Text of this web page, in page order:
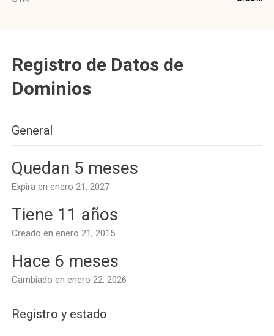
Registro de Datos de
Dominios
General
Quedan 5 meses
Expira en enero 21, 2027
Tiene 11 años
Creado en enero 21, 2015
Hace 6 meses
Cambiado en enero 22, 2026
Registro y estado